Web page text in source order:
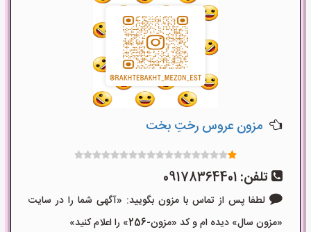
مزون عروس رختِ بخت
تلفن: 09178364401
لطفا پس از تماس با مزون بگویید: «آگهی شما را در سایت
«مزون سال» دیده ام و کد «مزون-256» را اعلام کنید»